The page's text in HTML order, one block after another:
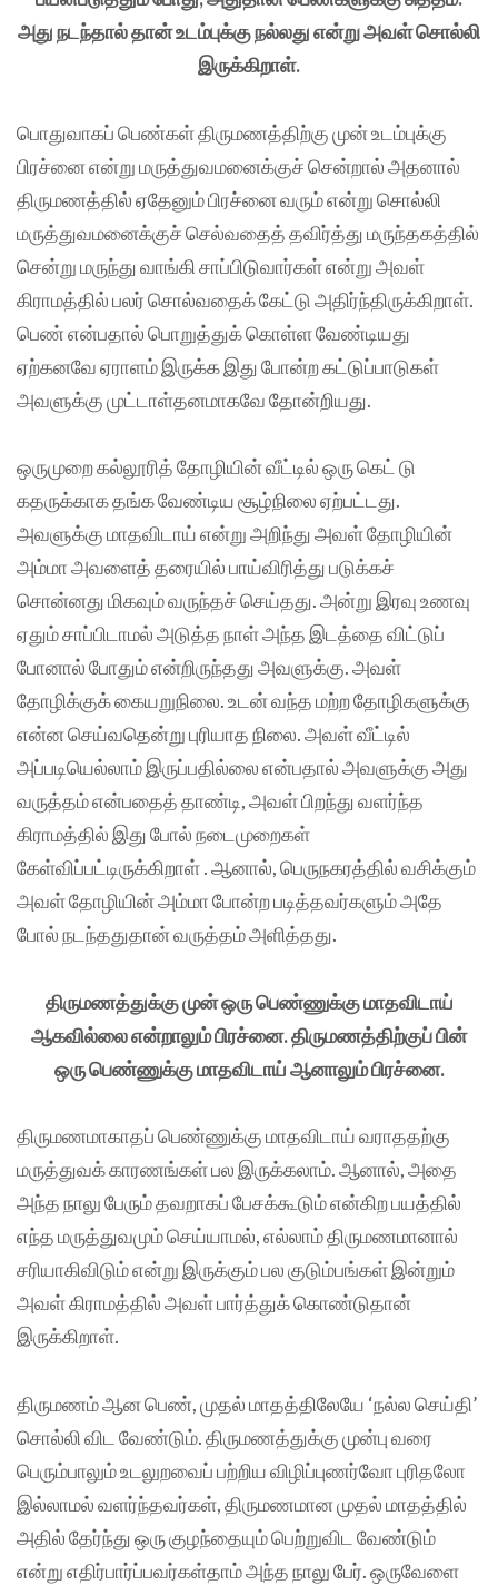
அது நடந்தால் தான் உடம்புக்கு நல்லது என்று அவள் சொல்லி
இருக்கிறாள்.
பொதுவாகப் பெண்கள் திருமணத்திற்கு முன் உடம்புக்கு
பிரச்னை என்று மருத்துவமனைக்குச் சென்றால் அதனால்
திருமணத்தில் ஏதேனும் பிரச்னை வரும் என்று சொல்லி
மருத்துவமனைக்குச் செல்வதைத் தவிர்த்து மருந்தகத்தில்
சென்று மருந்து வாங்கி சாப்பிடுவார்கள் என்று அவள்
கிராமத்தில் பலர் சொல்வதைக் கேட்டு அதிர்ந்திருக்கிறாள்.
பெண் என்பதால் பொறுத்துக் கொள்ள வேண்டியது
ஏற்கனவே ஏராளம் இருக்க இது போன்ற கட்டுப்பாடுகள்
அவளுக்கு முட்டாள்தனமாகவே தோன்றியது.
ஒருமுறை கல்லூரித் தோழியின் வீட்டில் ஒரு கெட் டு
கதருக்காக தங்க வேண்டிய சூழ்நிலை ஏற்பட்டது.
அவளுக்கு மாதவிடாய் என்று அறிந்து அவள் தோழியின்
அம்மா அவளைத் தரையில் பாய்விரித்து படுக்கச்
சொன்னது மிகவும் வருந்தச் செய்தது. அன்று இரவு உணவு
ஏதும் சாப்பிடாமல் அடுத்த நாள் அந்த இடத்தை விட்டுப்
போனால் போதும் என்றிருந்தது அவளுக்கு. அவள்
தோழிக்குக் கையறுநிலை. உடன் வந்த மற்ற தோழிகளுக்கு
என்ன செய்வதென்று புரியாத நிலை. அவள் வீட்டில்
அப்படியெல்லாம் இருப்பதில்லை என்பதால் அவளுக்கு அது
வருத்தம் என்பதைத் தாண்டி, அவள் பிறந்து வளர்ந்த
கிராமத்தில் இது போல் நடைமுறைகள்
கேள்விப்பட்டிருக்கிறாள் . ஆனால், பெருநகரத்தில் வசிக்கும்
அவள் தோழியின் அம்மா போன்ற படித்தவர்களும் அதே
போல் நடந்ததுதான் வருத்தம் அளித்தது.
திருமணத்துக்கு முன் ஒரு பெண்ணுக்கு மாதவிடாய்
ஆகவில்லை என்றாலும் பிரச்னை. திருமணத்திற்குப் பின்
ஒரு பெண்ணுக்கு மாதவிடாய் ஆனாலும் பிரச்னை.
திருமணமாகாதப் பெண்ணுக்கு மாதவிடாய் வராததற்கு
மருத்துவக் காரணங்கள் பல இருக்கலாம். ஆனால், அதை
அந்த நாலு பேரும் தவறாகப் பேசக்கூடும் என்கிற பயத்தில்
எந்த மருத்துவமும் செய்யாமல், எல்லாம் திருமணமானால்
சரியாகிவிடும் என்று இருக்கும் பல குடும்பங்கள் இன்றும்
அவள் கிராமத்தில் அவள் பார்த்துக் கொண்டுதான்
இருக்கிறாள்.
திருமணம் ஆன பெண், முதல் மாதத்திலேயே ‘நல்ல செய்தி’
சொல்லி விட வேண்டும். திருமணத்துக்கு முன்பு வரை
பெரும்பாலும் உடலுறவைப் பற்றிய விழிப்புணர்வோ புரிதலோ
இல்லாமல் வளர்ந்தவர்கள், திருமணமான முதல் மாதத்தில்
அதில் தேர்ந்து ஒரு குழந்தையும் பெற்றுவிட வேண்டும்
என்று எதிர்பார்ப்பவர்கள்தாம் அந்த நாலு பேர். ஒருவேளை